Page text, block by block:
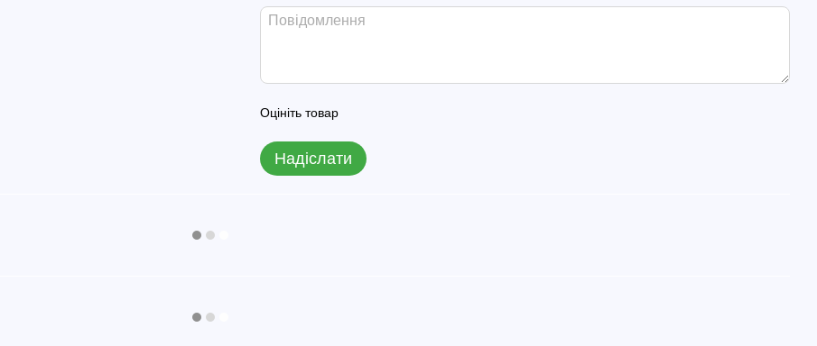
Оцініть товар
Надіслати